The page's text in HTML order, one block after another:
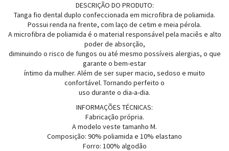
DESCRIÇÃO DO PRODUTO:
Tanga fio dental duplo confeccionada em microfibra de poliamida.
Possui renda na frente, com laço de cetim e meia pérola.
A microfibra de poliamida é o material responsável pela maciês e alto
poder de absorção,
diminuindo o risco de fungos ou até mesmo possíveis alergias, o que
garante o bem-estar
íntimo da mulher. Além de ser super macio, sedoso e muito
confortável. Tornando perfeito o
uso durante o dia-a-dia.
INFORMAÇÕES TÉCNICAS:
Fabricação própria.
A modelo veste tamanho M.
Composição: 90% poliamida e 10% elastano
Forro: 100% algodão